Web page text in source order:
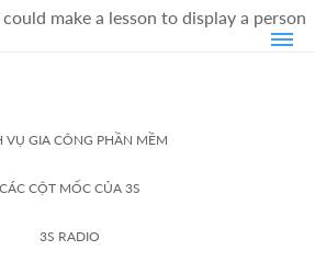
make a lesson to display a person
VỤ GIA CÔNG PHẦN MỀM
CÁC CỘT MỐC CỦA 3S
3S RADIO